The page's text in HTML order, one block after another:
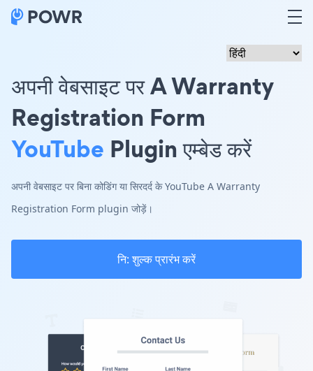
अपनी वेबसाइट पर A Warranty
Registration Form
YouTube Plugin एम्बेड करें
अपनी वेबसाइट पर बिना कोडिंग या सिरदर्द के YouTube A Warranty
Registration Form plugin जोड़ें।
नि: शुल्क प्रारंभ करें